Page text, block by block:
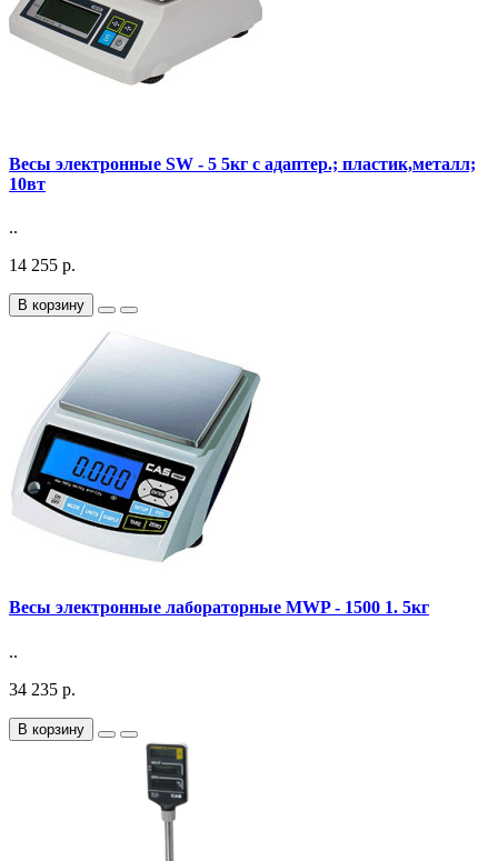
Весы электронные SW - 5 5кг с адаптер.; пластик,металл;
10вт
..
14 255 р.
В корзину
Весы электронные лабораторные MWP - 1500 1. 5кг
..
34 235 р.
В корзину